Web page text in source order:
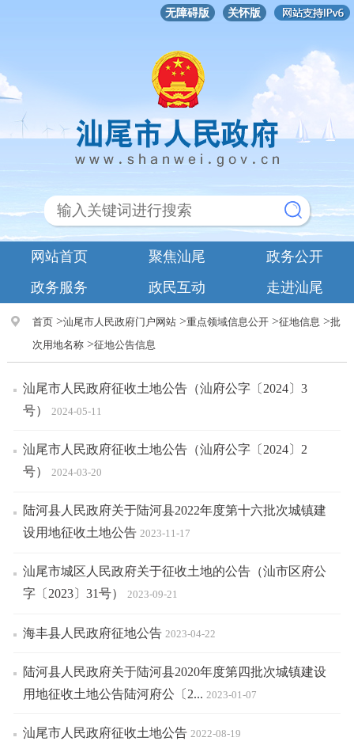
无障碍版 关怀版
网站首页 聚焦汕尾
政务公开
政务服务
政民互动 走进汕尾
首页>汕尾市人民政府门户网站>重点领域信息公开>征地信息 >批
次用地名称>征地公告信息
汕尾市人民政府征收土地公告（汕府公字〔2024〕3
号）
2024-05-11
汕尾市人民政府征收土地公告（汕府公字〔2024〕2
号）
2024-03-20
陆河县人民政府关于陆河县2022年度第十六批次城镇建
设用地征收土地公告 2023-11-17
汕尾市城区人民政府关于征收土地的公告（汕市区府公
字〔2023〕31号）
2023-09-21
海丰县人民政府征地公告 2023-04-22
陆河县人民政府关于陆河县2020年度第四批次城镇建设
用地征收土地公告陆河府公〔2... 2023-01-07
汕尾市人民政府征收土地公告 2022-08-19